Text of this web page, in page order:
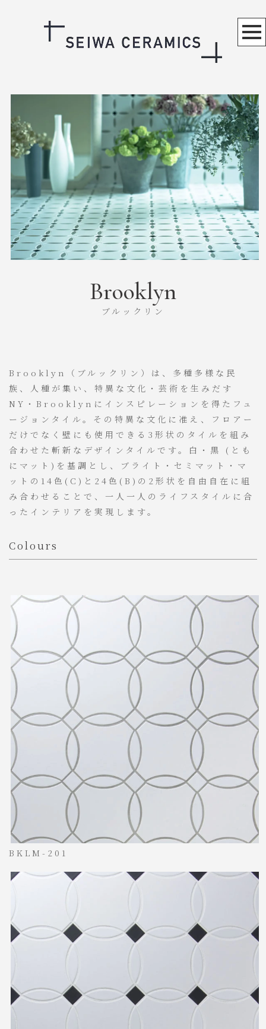
Brooklyn
ブルックリン
Brooklyn（ブルックリン）は、多種多様な民
族、人種が集い、特異な文化・芸術を生みだす
NY・Brooklynにインスピレーションを得たフュ
ージョンタイル。その特異な文化に准え、フロアー
だけでなく壁にも使用できる3形状のタイルを組み
合わせた斬新なデザインタイルです。白・黒 (とも
にマット)を基調とし、ブライト・セミマット・マ
ットの14色(C)と24色(B)の2形状を自由自在に組
み合わせることで、一人一人のライフスタイルに合
ったインテリアを実現します。
Colours
BKLM-201